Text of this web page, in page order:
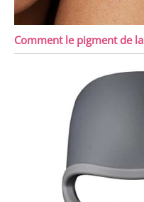
Comment le pigment de